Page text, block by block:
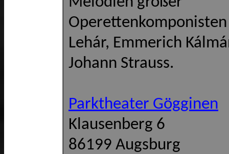
Lehár, Emmerich
Johann Strauss.
Parktheater Gögginen
Klausenberg 6
86199 Augsburg